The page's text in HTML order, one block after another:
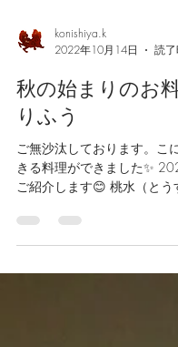
2022年10月14日
読了
秋の始まりのお
りふう
ご無沙汰しております。こ
ご紹介します😊 桃水（とう
生種の硬い桃を淡い味わい